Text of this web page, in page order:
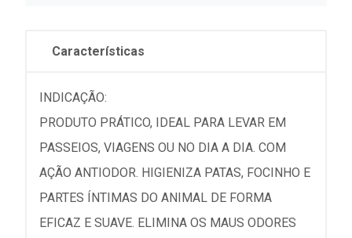
Características
INDICAÇÃO:
PRODUTO PRÁTICO, IDEAL PARA LEVAR EM
PASSEIOS, VIAGENS OU NO DIA A DIA. COM
AÇÃO ANTIODOR. HIGIENIZA PATAS, FOCINHO E
PARTES ÍNTIMAS DO ANIMAL DE FORMA
EFICAZ E SUAVE. ELIMINA OS MAUS ODORES